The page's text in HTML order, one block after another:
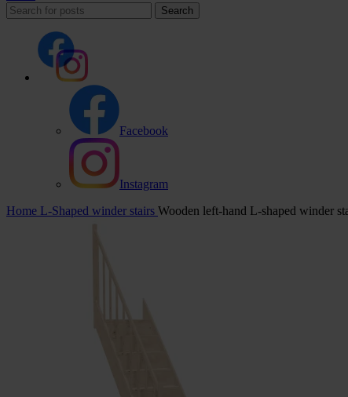
Search
Facebook
Instagram
Home L-Shaped winder stairs Wooden left-hand L-shaped winder